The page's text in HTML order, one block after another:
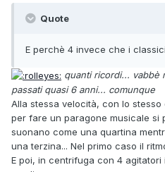
Quote
E perchè 4 invece che i
quanti ricordi... vabbè
passati quasi 6 anni... comunque
Alla stessa velocità, con lo stesso
per fare un paragone musicale si
suonano come una quartina
una terzina... Nel primo caso il
E poi, in centrifuga con 4